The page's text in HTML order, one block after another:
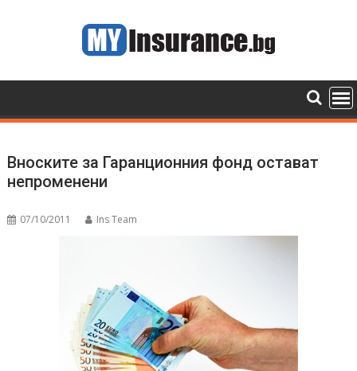
Вноските за Гаранционния фонд остават
непроменени
07/10/2011 Ins Team